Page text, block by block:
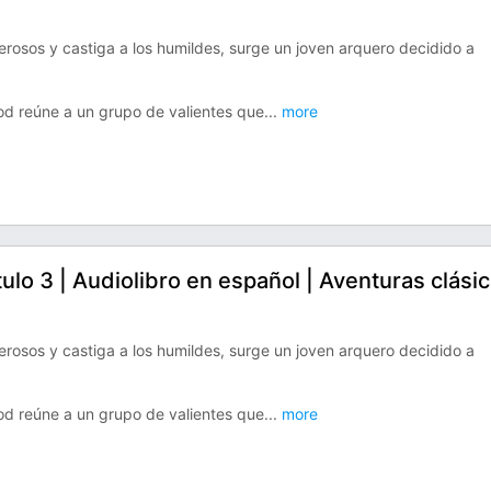
y castiga a los humildes, surge un joven arquero decidido a
reúne a un grupo de valientes que... more
3 | Audiolibro en español | Aventuras
y castiga a los humildes, surge un joven arquero decidido a
reúne a un grupo de valientes que... more